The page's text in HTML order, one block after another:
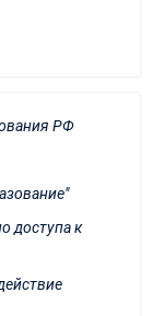
РФ
доступа к